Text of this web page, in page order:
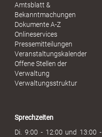
u
Amtsblatt &
Bekanntmachungen
Dokumente A-Z
Onlineservices
Pressemitteilungen
Veranstaltungskalender
Offene Stellen der
Verwaltung
Verwaltungsstruktur
Sprechzeiten
Di. 9:00 - 12:00 und 13:00 -